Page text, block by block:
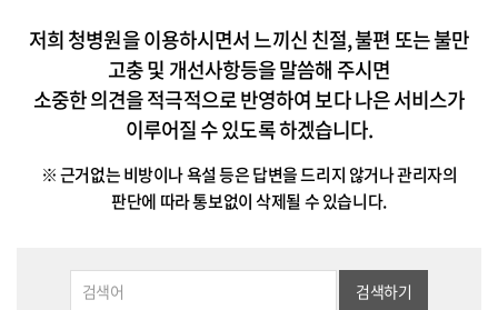
저희 청병원을 이용하시면서 느끼신 친절, 불편 또는 불만
고충 및 개선사항등을 말씀해 주시면
소중한 의견을 적극적으로 반영하여 보다 나은 서비스가
이루어질 수 있도록 하겠습니다.
※ 근거없는 비방이나 욕설 등은 답변을 드리지 않거나 관리자의
판단에 따라 통보없이 삭제될 수 있습니다.
검색하기